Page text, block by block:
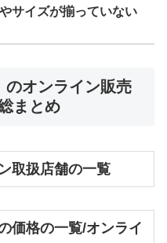
サイズが揃っていない
のオンライン販売
まとめ
取扱店舗の一覧
価格の一覧/オンライ